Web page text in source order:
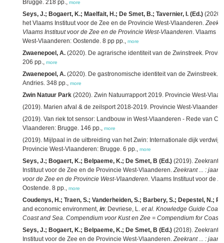
Brugge. 218 pp., more
Seys, J.; Bogaert, K.; Maelfait, H.; De Smet, B.; Tavernier, I. (Ed.)
het Vlaams Instituut voor de Zee en de Provincie West-Vlaanderen.
Vlaams Instituut voor de Zee en de Provincie West-Vlaanderen. Vlaams
West-Vlaanderen: Oostende. 8 pp pp., more
Zwaenepoel, A. (2020). De agrarische identiteit van de Zwinstreek.
206 pp., more
Zwaenepoel, A. (2020). De gastronomische identiteit van de Zwinstreek.
Andries. 348 pp., more
Zwin Natuur Park (2020). Zwin Natuurrapport 2019. Provincie West-
(2019). Marien afval & de zeilsport 2018-2019. Provincie West-
(2019). Van riek tot sensor: Landbouw in West-Vlaanderen - Rede van
Vlaanderen: Brugge. 146 pp., more
(2019). Mijlpaal in de uitbreiding van het Zwin: Internationale dijk
Provincie West-Vlaanderen: Brugge. 6 pp., more
Seys, J.; Bogaert, K.; Belpaeme, K.; De Smet, B (Ed.) (2019). Zeekrant
Instituut voor de Zee en de Provincie West-Vlaanderen.Zeekrant ... :
voor de Zee en de Provincie West-Vlaanderen. Vlaams Instituut voor de
Oostende. 8 pp., more
Coudenys, H.; Traen, S.; Vanderheiden, S.; Barbery, S.; Depestel, N.;
and economic environment, in: Devriese, L. et al. Knowledge Guide
Coast and Sea. Compendium voor Kust en Zee = Compendium for Coast
Seys, J.; Bogaert, K.; Belpaeme, K.; De Smet, B (Ed.) (2018). Zeekrant
Instituut voor de Zee en de Provincie West-Vlaanderen.Zeekrant ... :